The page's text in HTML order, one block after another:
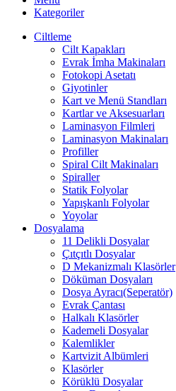
Kategoriler
Ciltleme
Cilt Kapakları
Evrak İmha Makinaları
Fotokopi Asetatı
Giyotinler
Kart ve Menü Standları
Kartlar ve Aksesuarları
Laminasyon Filmleri
Laminasyon Makinaları
Profiller
Spiral Cilt Makinaları
Spiraller
Statik Folyolar
Yapışkanlı Folyolar
Yoyolar
Dosyalama
11 Delikli Dosyalar
Çıtçıtlı Dosyalar
D Mekanizmalı Klasörler
Döküman Dosyaları
Dosya Ayracı(Seperatör)
Evrak Çantası
Halkalı Klasörler
Kademeli Dosyalar
Kalemlikler
Kartvizit Albümleri
Klasörler
Körüklü Dosyalar